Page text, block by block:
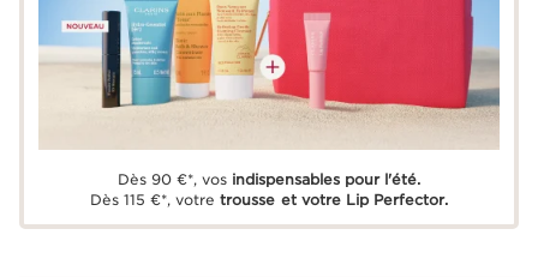
Dès 90 €*, vos indispensables pour l'été.
Dès 115 €*, votre trousse et votre Lip Perfector.